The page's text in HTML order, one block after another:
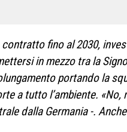
fino al 2030,
in mezzo tra la
portando la
a tutto l’ambiente.
dalla Germania -.